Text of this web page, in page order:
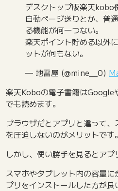
デスクトップ版楽天
自動ページ送りとか、普
る機能が何一つない。
楽天ポイント貯める以外
ットが何もない。
— 地雷屋 (@mine__0)
楽天Koboの電子書籍はGoogle
でも読めます。
ブラウザだとアプリと違って
を圧迫しないのがメリットです。
しかし、使い勝手を見るとアプ
スマホやタブレット内の容量
プリをインストールした方が良